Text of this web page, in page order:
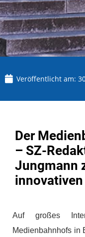
Veröffentlicht am:
Der
– SZ-
Jungmann
Auf großes
Medienbahnhofs in